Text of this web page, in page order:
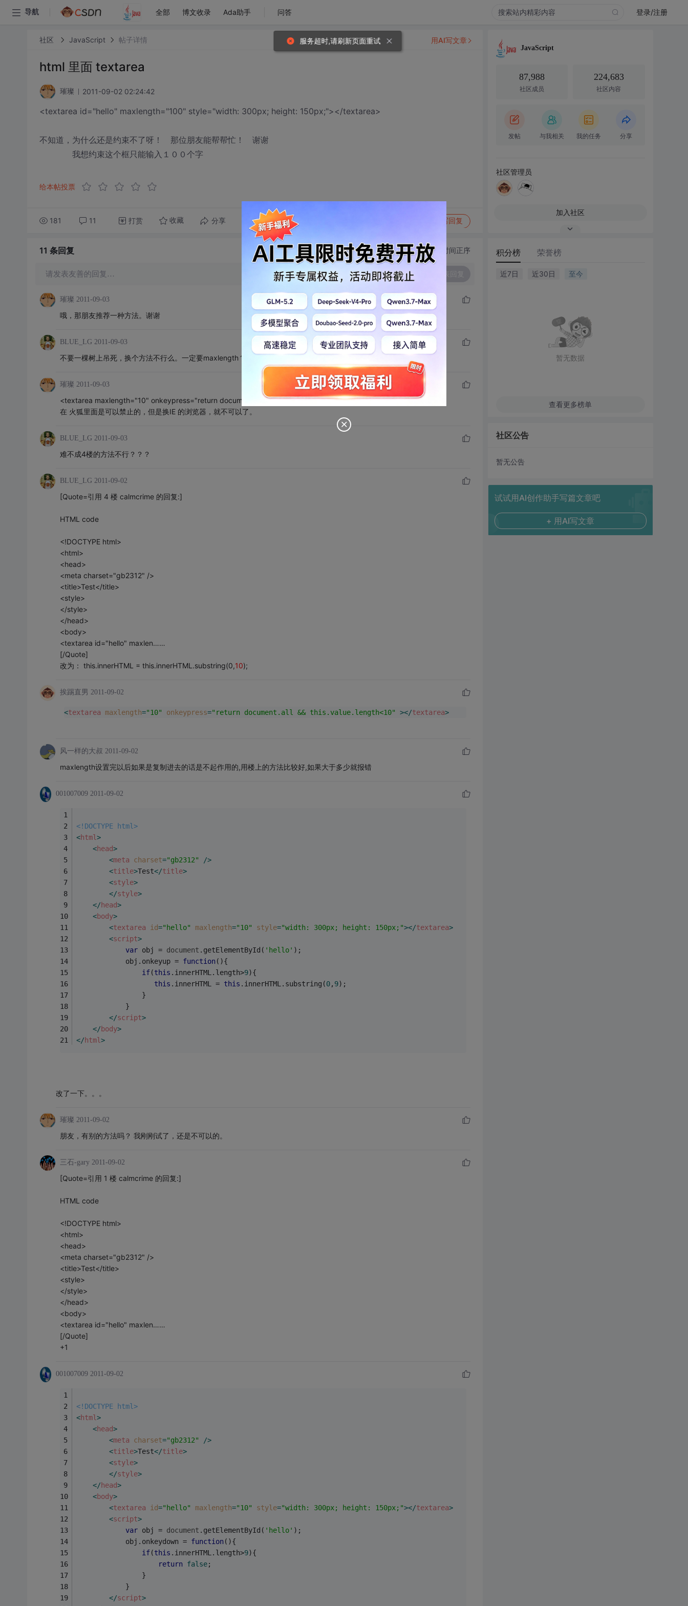
导航 全部 博文收录 Ada助手 问答 登录/注册
社区 JavaScript 帖子详情
html 里面 textarea
璀璨 2011-09-02 02:24:42
<textarea id="hello" maxlength="100" style="width: 300px; height: 150px;"></textarea>
不知道，为什么还是约束不了呀！ 那位朋友能帮帮忙！ 谢谢
我想约束这个框只能输入１００个字
给本帖投票
181 11 打赏 收藏 分享 转发到动态 写回复
用AI写文章
11 条回复 切换为时间正序
请发表友善的回复…
璀璨 2011-09-03
哦，那朋友推荐一种方法。谢谢
BLUE_LG 2011-09-03
不要一棵树上吊死，换个方法不行么。一定要maxlength？？
璀璨 2011-09-03
<textarea maxlength="10" onkeypress="return document.all && this.value.length<10" ></textarea>
在 火狐里面是可以禁止的，但是换IE 的浏览器，就不可以了。
BLUE_LG 2011-09-03
难不成4楼的方法不行？？？
BLUE_LG 2011-09-02
[Quote=引用 4 楼 calmcrime 的回复:]
HTML code
<!DOCTYPE html>
<html>
<head>
<meta charset="gb2312" />
<title>Test</title>
<style>
</style>
</head>
<body>
<textarea id="hello" maxlen……
[/Quote]
改为： this.innerHTML = this.innerHTML.substring(0,10);
挨踢直男 2011-09-02
<textarea maxlength="10" onkeypress="return document.all && this.value.length<10" ></textarea>
风一样的大叔 2011-09-02
maxlength设置完以后如果是复制进去的话是不起作用的,用楼上的方法比较好,如果大于多少就报错
001007009 2011-09-02
<!DOCTYPE html>
<html >
<head>
<meta charset="gb2312" />
<title>Test</title>
<style>
</style>
</head>
<body>
<textarea id="hello" maxlength="10" style="width: 300px; height: 150px;"></textarea>
<script>
var obj = document .getElementById( 'hello' );
            obj.onkeyup =
function( ){
if(this .innerHTML.length>9){
this .innerHTML = this .innerHTML.substring(0, 9);
                }
            }
</script>
</body>
</html >
改了一下。。。
璀璨 2011-09-02
朋友，有别的方法吗？ 我刚刚试了，还是不可以的。
三石-gary 2011-09-02
[Quote=引用 1 楼 calmcrime 的回复:]
HTML code
<!DOCTYPE html>
<html>
<head>
<meta charset="gb2312" />
<title>Test</title>
<style>
</style>
</head>
<body>
<textarea id="hello" maxlen……
[/Quote]
+1
001007009 2011-09-02
<!DOCTYPE html>
<html >
<head>
<meta charset="gb2312" />
<title>Test</title>
<style>
</style>
</head>
<body>
<textarea id="hello" maxlength="10" style="width: 300px; height: 150px;"></textarea>
<script>
var obj = document .getElementById( 'hello' );
			obj.onkeydown =
function( ){
if(this .innerHTML.length>9){
return false;
				}
			}
</script>
JavaScript
87,988
社区成员
224,683
社区内容
发帖 与我相关 我的任务 分享
社区管理员
加入社区
积分榜 荣誉榜
近7日 近30日 至今
暂无数据
查看更多榜单
社区公告
暂无公告
试试用AI创作助手写篇文章吧
+ 用AI写文章
服务超时,请刷新页面重试